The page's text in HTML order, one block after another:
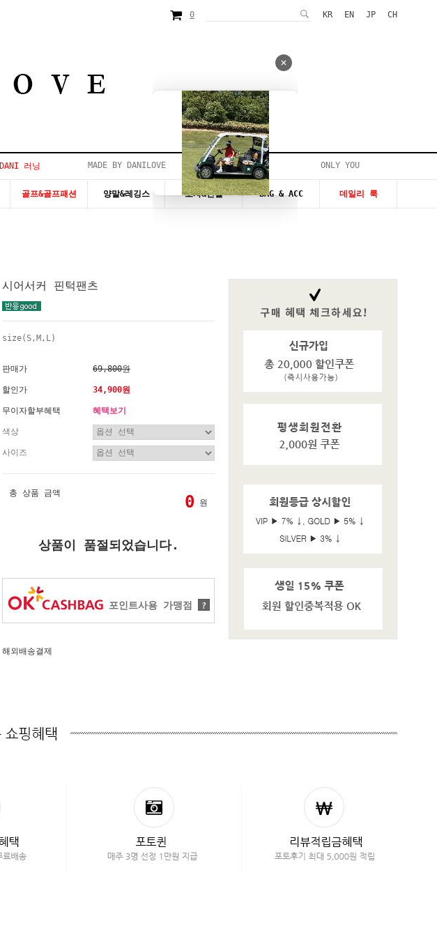
0 KR EN JP CH
DANI 러닝 MADE BY DANILOVE 시즌20~50%세일 ONLY YOU
골프&골프패션 양말&레깅스 모자&신발 BAG & ACC 데일리 룩
시어서커 핀턱팬츠
size(S,M,L)
판매가 69,800원
할인가 34,900원
무이자할부혜택 혜택보기
색상
사이즈
총 상품 금액 0 원
상품이 품절되었습니다.
포인트사용 가맹점 ?
해외배송결제